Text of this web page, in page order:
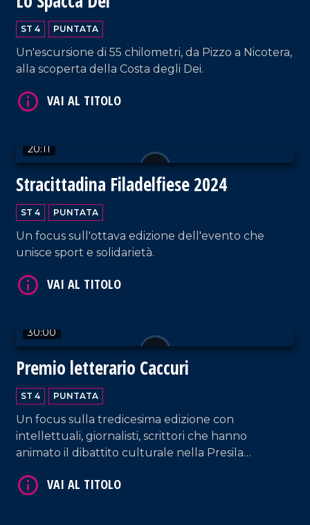
ST 4 PUNTATA
Un'escursione di 55 chilometri, da Pizzo a Nicotera,
alla scoperta della Costa degli Dei.
20:11
Stracittadina Filadelfiese 2024
ST 4 PUNTATA
Un focus sull'ottava edizione dell'evento che
unisce sport e solidarietà.
30:00
Premio letterario Caccuri
ST 4 PUNTATA
Un focus sulla tredicesima edizione con
intellettuali, giornalisti, scrittori che hanno
animato il dibattito culturale nella Presila
VAI AL TITOLO
VAI AL TITOLO